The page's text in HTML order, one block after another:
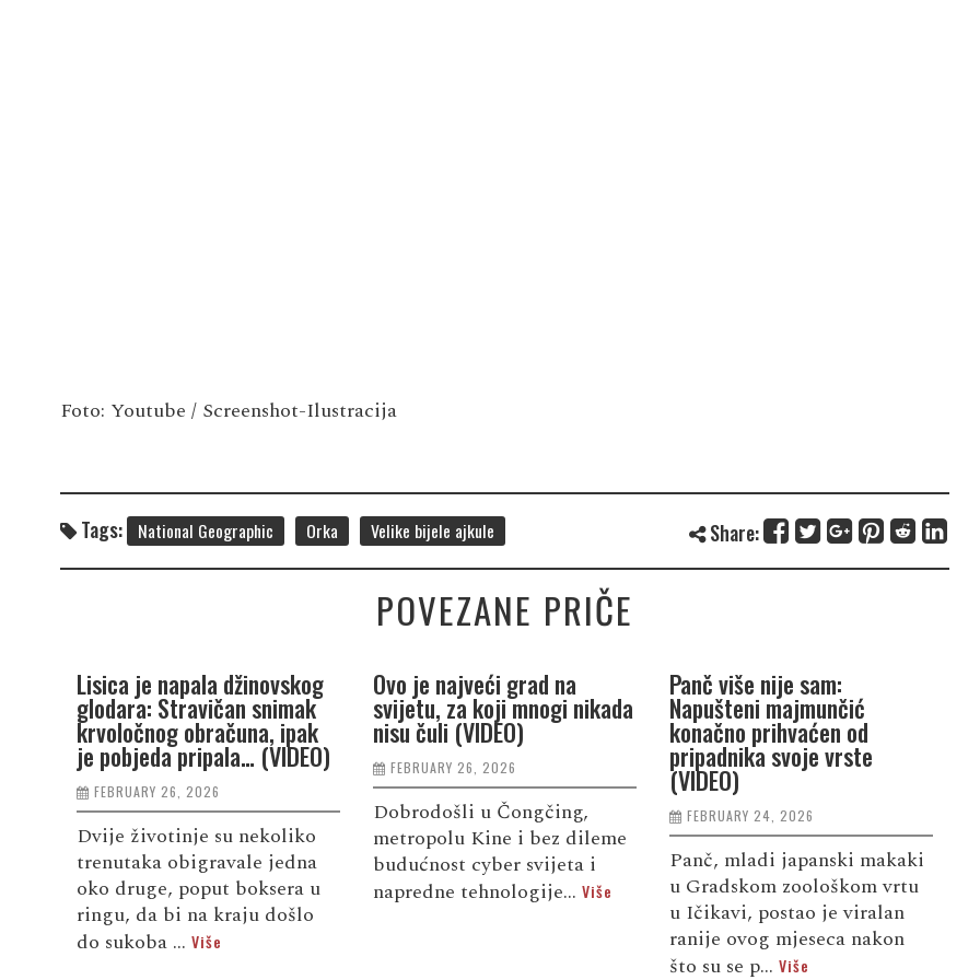
Foto: Youtube / Screenshot-Ilustracija
Tags: National Geographic Orka Velike bijele ajkule Share:
POVEZANE PRIČE
Lisica je napala džinovskog
glodara: Stravičan snimak
krvoločnog obračuna, ipak
je pobjeda pripala… (VIDEO)
FEBRUARY 26, 2026
Dvije životinje su nekoliko
trenutaka obigravale jedna
oko druge, poput boksera u
ringu, da bi na kraju došlo
do sukoba ... Više
Ovo je najveći grad na
svijetu, za koji mnogi nikada
nisu čuli (VIDEO)
FEBRUARY 26, 2026
Dobrodošli u Čongčing,
metropolu Kine i bez dileme
budućnost cyber svijeta i
napredne tehnologije... Više
Panč više nije sam:
Napušteni majmunčić
konačno prihvaćen od
pripadnika svoje vrste
(VIDEO)
FEBRUARY 24, 2026
Panč, mladi japanski makaki
u Gradskom zoološkom vrtu
u Ičikavi, postao je viralan
ranije ovog mjeseca nakon
što su se p... Više